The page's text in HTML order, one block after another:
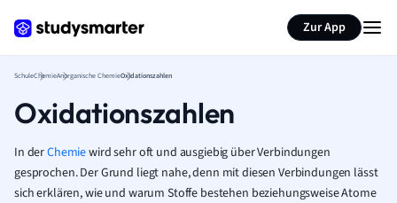
Zur App
SchuleChemieAnorganische ChemieOxidationszahlen
Oxidationszahlen
In derChemiewird sehr oft und ausgiebig über Verbindungen
gesprochen. Der Grund liegt nahe, denn mit diesen Verbindungen lässt
sich erklären, wie und warum Stoffe bestehen beziehungsweise Atome
Seite zusammenfassen